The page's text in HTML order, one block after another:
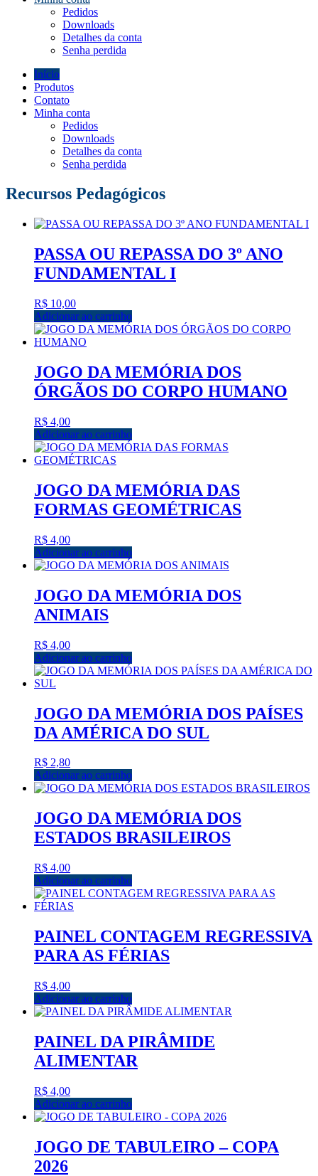
Pedidos
Downloads
Detalhes da conta
Senha perdida
Início
Produtos
Contato
Minha conta
Pedidos
Downloads
Detalhes da conta
Senha perdida
Recursos Pedagógicos
PASSA OU REPASSA DO 3º ANO
FUNDAMENTAL I
R$ 10,00
Adicionar ao carrinho
JOGO DA MEMÓRIA DOS
ÓRGÃOS DO CORPO HUMANO
R$ 4,00
Adicionar ao carrinho
JOGO DA MEMÓRIA DAS
FORMAS GEOMÉTRICAS
R$ 4,00
Adicionar ao carrinho
JOGO DA MEMÓRIA DOS
ANIMAIS
R$ 4,00
Adicionar ao carrinho
JOGO DA MEMÓRIA DOS PAÍSES
DA AMÉRICA DO SUL
R$ 2,80
Adicionar ao carrinho
JOGO DA MEMÓRIA DOS
ESTADOS BRASILEIROS
R$ 4,00
Adicionar ao carrinho
PAINEL CONTAGEM REGRESSIVA
PARA AS FÉRIAS
R$ 4,00
Adicionar ao carrinho
PAINEL DA PIRÂMIDE
ALIMENTAR
R$ 4,00
Adicionar ao carrinho
JOGO DE TABULEIRO – COPA
2026